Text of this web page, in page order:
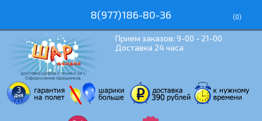
8(977)186-80-36 (0)
Прием заказов: 9-00 - 21-00
Доставка 24 часа